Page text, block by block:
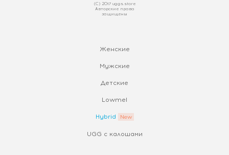
(С) 2017 uggs.store
Авторские права
защищены
Женские
Мужские
Детские
Lowmel
Hybrid
UGG с калошами